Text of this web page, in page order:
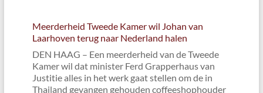
Meerderheid Tweede Kamer wil Johan van
Laarhoven terug naar Nederland halen
DEN HAAG – Een meerderheid van de Tweede
Kamer wil dat minister Ferd Grapperhaus van
Justitie alles in het werk gaat stellen om de in
Thailand gevangen gehouden coffeeshophouder